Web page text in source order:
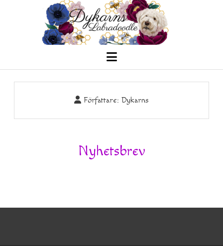
öppna
meny
Författare: Dykarns
Nyhetsbrev